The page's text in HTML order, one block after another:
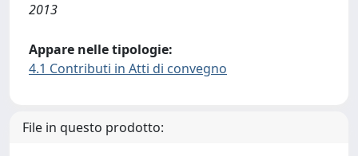
2013
Appare nelle tipologie:
4.1 Contributi in Atti di convegno
File in questo prodotto: